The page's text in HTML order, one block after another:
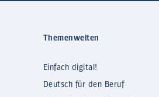
Themenwelten
Einfach digital!
Deutsch für den Beruf